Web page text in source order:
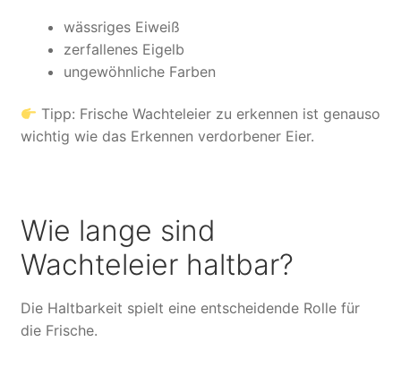
wässriges Eiweiß
zerfallenes Eigelb
ungewöhnliche Farben
Tipp: Frische Wachteleier zu erkennen ist genauso
wichtig wie das Erkennen verdorbener Eier.
Wie lange sind
Wachteleier haltbar?
Die Haltbarkeit spielt eine entscheidende Rolle für
die Frische.